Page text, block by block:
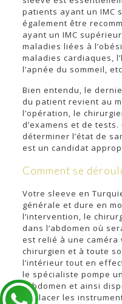
patients ayant un IMC
également être
ayant un IMC
maladies liées à
maladies cardiaques,
l’apnée du sommeil,
Bien entendu, le
du patient revient au
l’opération, le
d’examens et de
déterminer l’état de
est un candidat
Comment se
Votre sleeve en
générale et dure en
l’intervention, le
dans l’abdomen où
est relié à une caméra
chirurgien et à toute
l’intérieur tout en
le spécialiste pompe
l’abdomen et ainsi
déplacer les